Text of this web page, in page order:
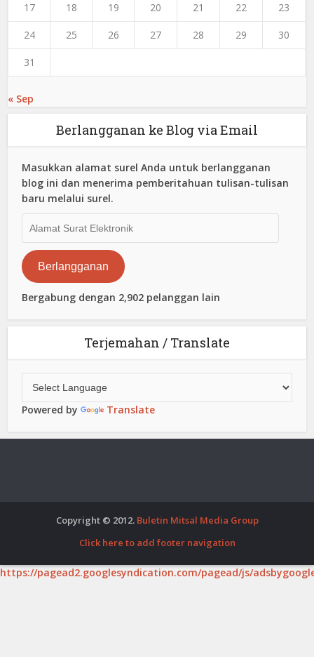
17 18 19 20 21 22 23
24 25 26 27 28 29 30
31
« Sep
Berlangganan ke Blog via Email
Masukkan alamat surel Anda untuk berlangganan
blog ini dan menerima pemberitahuan tulisan-tulisan
baru melalui surel.
Surat
Elektronik
Berlangganan
Bergabung dengan 2,902 pelanggan lain
Terjemahan / Translate
Powered by Translate
Copyright © 2012. Buletin Mitsal Media Group
Click here to add footer navigation
https://pagead2.googlesyndication.com/pagead/js/